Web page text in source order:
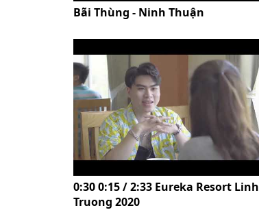
Bãi Thùng - Ninh Thuận
0:30 0:15 / 2:33 Eureka Resort Linh
Truong 2020